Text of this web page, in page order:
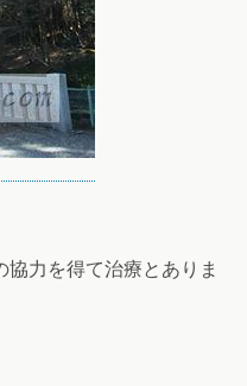
協力を得て治療とありま